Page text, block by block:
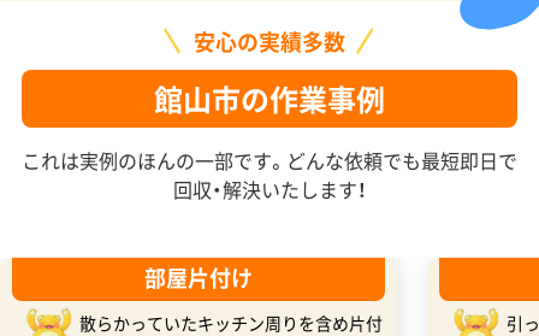
安心の実績多数
館山市の作業事例
これは実例のほんの一部です。どんな依頼でも最短即日で
回収・解決いたします！
部屋片付け
散らかっていたキッチン周りを含め片付
引